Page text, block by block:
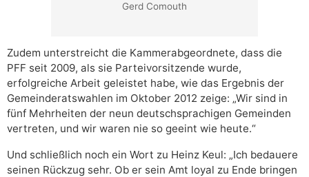
Gerd Comouth
Zudem unterstreicht die Kammerabgeordnete, dass die
PFF seit 2009, als sie Parteivorsitzende wurde,
erfolgreiche Arbeit geleistet habe, wie das Ergebnis der
Gemeinderatswahlen im Oktober 2012 zeige: „Wir sind in
fünf Mehrheiten der neun deutschsprachigen Gemeinden
vertreten, und wir waren nie so geeint wie heute.“
Und schließlich noch ein Wort zu Heinz Keul: „Ich bedauere
seinen Rückzug sehr. Ob er sein Amt loyal zu Ende bringen